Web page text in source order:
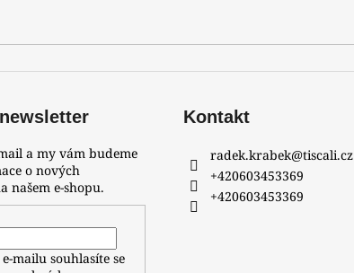
a my vám budeme
o nových
našem e-shopu.
mailu souhlasíte se
Kontakt
radek.krabek@tiscali.cz
+420603453369
+420603453369